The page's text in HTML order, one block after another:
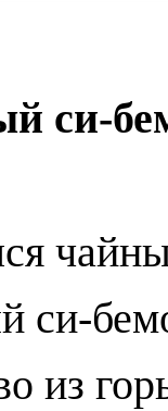
си-
си-
из